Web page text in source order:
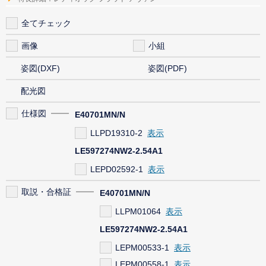
全てチェック
画像 小組
姿図(DXF) 姿図(PDF)
配光図
仕様図
E40701MN/N
LLPD19310-2
LE597274NW2-2.54A1
LEPD02592-1
取説・合格証
E40701MN/N
LLPM01064
LE597274NW2-2.54A1
LEPM00533-1
LEPM00558-1